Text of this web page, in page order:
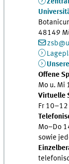
48149
Offene
Mo u. Mi
Virtuelle
Fr
Mo–Do
sowie